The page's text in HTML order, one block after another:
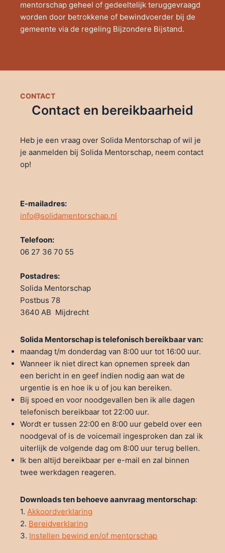
mentorschap geheel of gedeeltelijk teruggevraagd
worden door betrokkene of bewindvoerder bij de
gemeente via de regeling Bijzondere Bijstand.
CONTACT
Contact en bereikbaarheid
Heb je een vraag over Solida Mentorschap of wil je
je aanmelden bij Solida Mentorschap, neem contact
op!
E-mailadres:
info@solidamentorschap.nl
Telefoon:
06 27 36 70 55
Postadres:
Solida Mentorschap
Postbus 78
3640 AB Mijdrecht
Solida Mentorschap is telefonisch bereikbaar van:
maandag t/m donderdag van 8:00 uur tot 16:00 uur.
Wanneer ik niet direct kan opnemen spreek dan
een bericht in en geef indien nodig aan wat de
urgentie is en hoe ik u of jou kan bereiken.
Bij spoed en voor noodgevallen ben ik alle dagen
telefonisch bereikbaar tot 22:00 uur.
Wordt er tussen 22:00 en 8:00 uur gebeld over een
noodgeval of is de voicemail ingesproken dan zal ik
uiterlijk de volgende dag om 8:00 uur terug bellen.
Ik ben altijd bereikbaar per e-mail en zal binnen
twee werkdagen reageren.
Downloads ten behoeve aanvraag mentorschap:
1. Akkoordverklaring
2. Bereidverklaring
3. Instellen bewind en/of mentorschap